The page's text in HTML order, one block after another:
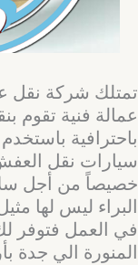
‏تمتلك شركة نقل
عمالة فنية تقوم
باحترافية
سيارات نقل
خصيصاً من أجل
البراء ليس لها
في العمل فتوفر
المنورة الي جدة